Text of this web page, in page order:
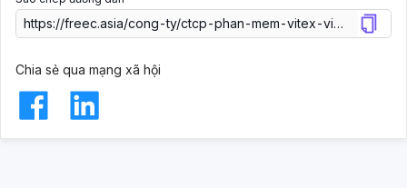
Chia sẻ qua mạng xã hội